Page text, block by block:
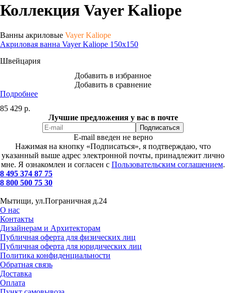
Коллекция Vayer Kaliope
Ванны акриловые Vayer Kaliope
Акриловая ванна Vayer Kaliope 150х150
Швейцария
Добавить в избранное
Добавить в сравнение
Подробнее
85 429 р.
Лучшие предложения у вас в почте
E-mail введен не верно
Нажимая на кнопку «Подписаться», я подтверждаю, что
указанный выше адрес электронной почты, принадлежит лично
мне. Я ознакомлен и согласен с Пользовательским соглашением.
8 495 374 87 75
8 800 500 75 30
Мытищи, ул.Пограничная д.24
О нас
Контакты
Дизайнерам и Архитекторам
Публичная оферта для физических лиц
Публичная оферта для юридических лиц
Политика конфиденциальности
Обратная связь
Доставка
Оплата